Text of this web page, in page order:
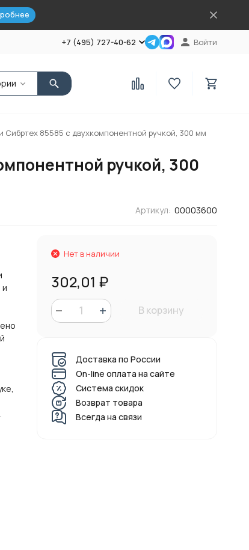
+7 (495) 727-40-62 Войти
85585 с двухкомпонентной ручкой, 300 мм
ручкой, 300
Артикул: 00003600
Нет в наличии
302,01 ₽
В корзину
Доставка по России
On-line оплата на сайте
Система скидок
Возврат товара
Всегда на связи